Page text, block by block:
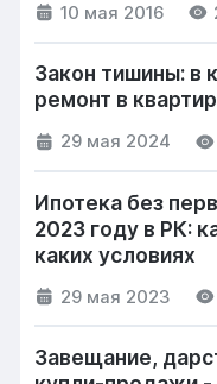
10 мая 2016
Закон тишины: в
ремонт в
29 мая 2024
Ипотека без
2023 году в РК:
каких условиях
29 мая 2023
Завещание,